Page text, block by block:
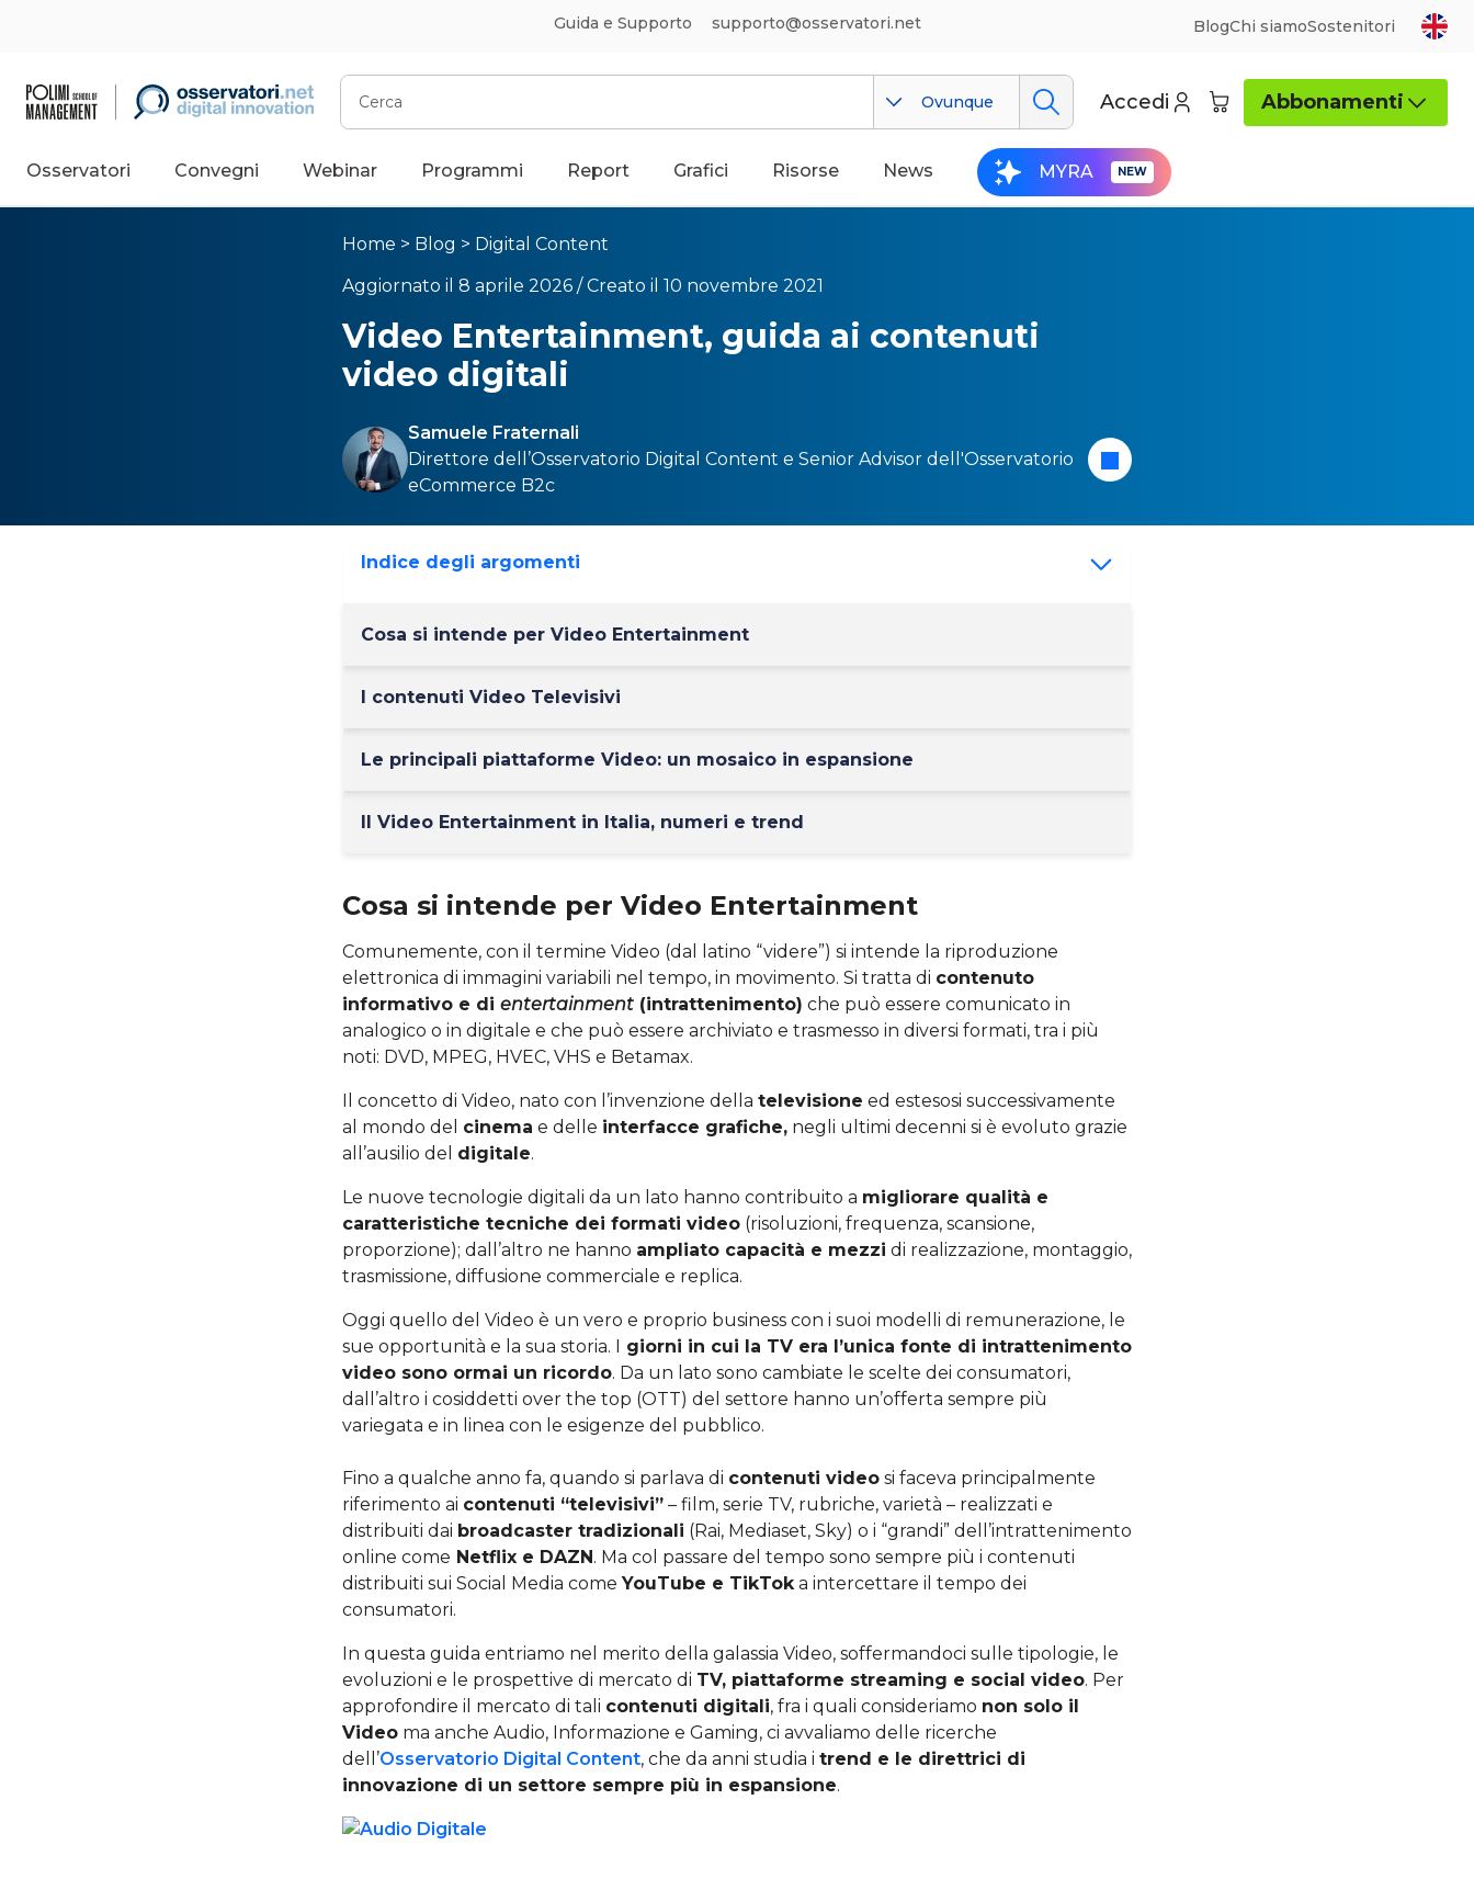
Guida e Supporto supporto@osservatori.net BlogChi siamoSostenitori
Cerca
Ovunque Accedi Abbonamenti
Osservatori Convegni Webinar Programmi Report Grafici Risorse News MYRA
Home > Blog > Digital Content
Aggiornato il 8 aprile 2026 / Creato il 10 novembre 2021
Video Entertainment, guida ai contenuti
video digitali
Samuele Fraternali
Direttore dell’Osservatorio Digital Content e Senior Advisor dell'Osservatorio
eCommerce B2c
Indice degli argomenti
Cosa si intende per Video Entertainment
I contenuti Video Televisivi
Le principali piattaforme Video: un mosaico in espansione
Il Video Entertainment in Italia, numeri e trend
Cosa si intende per Video Entertainment
Comunemente, con il termine Video (dal latino “videre”) si intende la riproduzione
elettronica di immagini variabili nel tempo, in movimento. Si tratta di contenuto
informativo e di entertainment (intrattenimento) che può essere comunicato in
analogico o in digitale e che può essere archiviato e trasmesso in diversi formati, tra i più
noti: DVD, MPEG, HVEC, VHS e Betamax.
Il concetto di Video, nato con l’invenzione della televisione ed estesosi successivamente
al mondo del cinema e delle interfacce grafiche, negli ultimi decenni si è evoluto grazie
all’ausilio del digitale.
Le nuove tecnologie digitali da un lato hanno contribuito a migliorare qualità e
caratteristiche tecniche dei formati video (risoluzioni, frequenza, scansione,
proporzione); dall’altro ne hanno ampliato capacità e mezzi di realizzazione, montaggio,
trasmissione, diffusione commerciale e replica.
Oggi quello del Video è un vero e proprio business con i suoi modelli di remunerazione, le
sue opportunità e la sua storia. I giorni in cui la TV era l’unica fonte di intrattenimento
video sono ormai un ricordo. Da un lato sono cambiate le scelte dei consumatori,
dall’altro i cosiddetti over the top (OTT) del settore hanno un’offerta sempre più
variegata e in linea con le esigenze del pubblico.
Fino a qualche anno fa, quando si parlava di contenuti video si faceva principalmente
riferimento ai contenuti “televisivi” – film, serie TV, rubriche, varietà – realizzati e
distribuiti dai broadcaster tradizionali (Rai, Mediaset, Sky) o i “grandi” dell’intrattenimento
online come Netflix e DAZN. Ma col passare del tempo sono sempre più i contenuti
distribuiti sui Social Media come YouTube e TikToka intercettare il tempo dei
consumatori.
In questa guida entriamo nel merito della galassia Video, soffermandoci sulle tipologie, le
evoluzioni e le prospettive di mercato di TV, piattaforme streaming e social video. Per
approfondire il mercato di tali contenuti digitali, fra i quali consideriamo non solo il
Video ma anche Audio, Informazione e Gaming, ci avvaliamo delle ricerche
dell’Osservatorio Digital Content, che da anni studia i trend e le direttrici di
innovazione di un settore sempre più in espansione.